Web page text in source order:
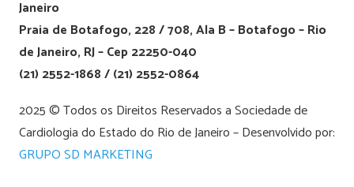
Janeiro
Praia de Botafogo, 228 / 708, Ala B – Botafogo – Rio
de Janeiro, RJ – Cep 22250-040
(21) 2552-1868 / (21) 2552-0864
2025 © Todos os Direitos Reservados a Sociedade de
Cardiologia do Estado do Rio de Janeiro – Desenvolvido por:
GRUPO SD MARKETING